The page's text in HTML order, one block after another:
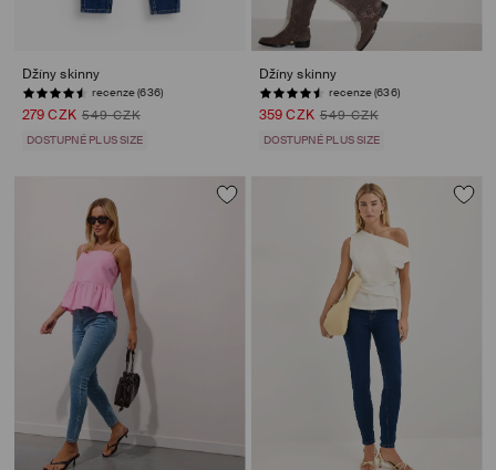
Džíny skinny
recenze (636)
279 CZK 549 CZK
DOSTUPNÉ PLUS SIZE
Džíny skinny
recenze (636)
359 CZK 549 CZK
DOSTUPNÉ PLUS SIZE